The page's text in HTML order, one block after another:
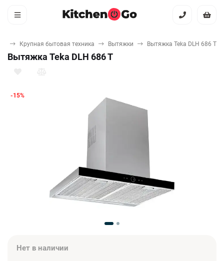
Крупная бытовая техника Вытяжки Вытяжка Teka DLH 686 T
Вытяжка Teka DLH 686 T
-15%
Нет в наличии